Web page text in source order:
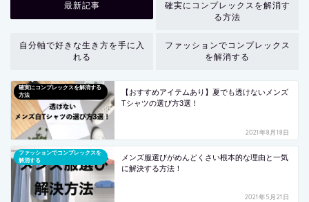
最新記事
確実にコンプレックスを解消す
る方法
自分軸で好きな生き方を手に入
れる
ファッションでコンプレックス
を解消する
確実にコンプレックスを解消する
方法
【おすすめアイテムあり】夏でも透けないメンズ
Tシャツの選び方3選！
2021年8月18日
ファッションでコンプレックスを
解消する
メンズ服選びがめんどくさい根本的な理由と一気
に解決する方法！
2021年5月21日